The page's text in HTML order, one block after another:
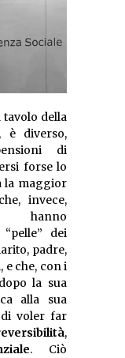
tavolo della
è diverso,
di
forse lo
la maggior
invece,
dei
padre,
e che, con i
la sua
alla sua
voler far
,
. Ciò